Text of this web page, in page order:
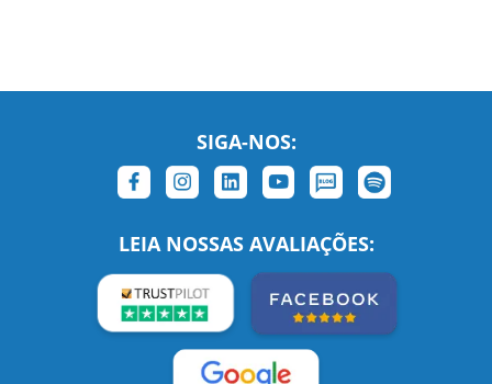
SIGA-NOS:
LEIA NOSSAS AVALIAÇÕES: